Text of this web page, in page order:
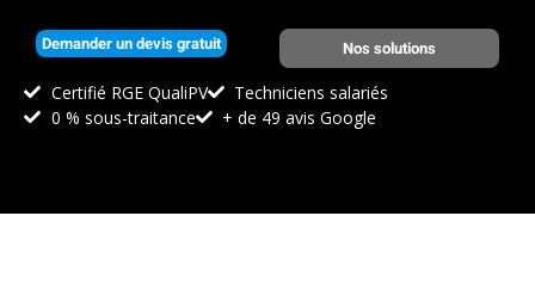
Demander un devis gratuit
Nos solutions
Certifié RGE QualiPV
Techniciens salariés
0 % sous-traitance
+ de 49 avis Google